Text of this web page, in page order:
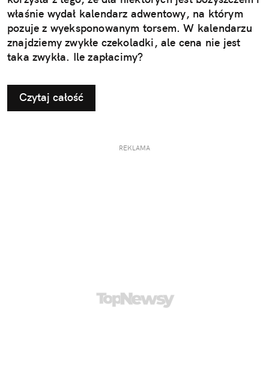
właśnie wydał kalendarz adwentowy, na którym
pozuje z wyeksponowanym torsem. W kalendarzu
znajdziemy zwykłe czekoladki, ale cena nie jest
taka zwykła. Ile zapłacimy?
Czytaj całość
REKLAMA